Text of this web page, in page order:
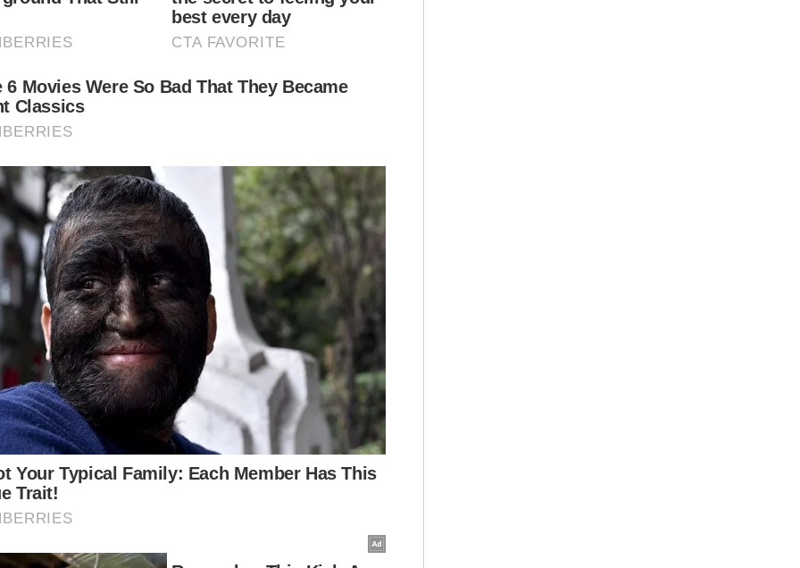
dilaksanakan nanti membuktikan keprihatinan
dalam meringankan beban rakyat.
Berkaitan:
Agama Islam dan parti Islam tidak boleh disamakan -
Mufti
Aplikasi MYJalan sudah boleh digunakan
masa kini, memiliki rumah sendiri adalah
setiap rakyat untuk menjalani kehidupan
baik bersama keluarga.
akan mempermudahkan urusan pinjaman